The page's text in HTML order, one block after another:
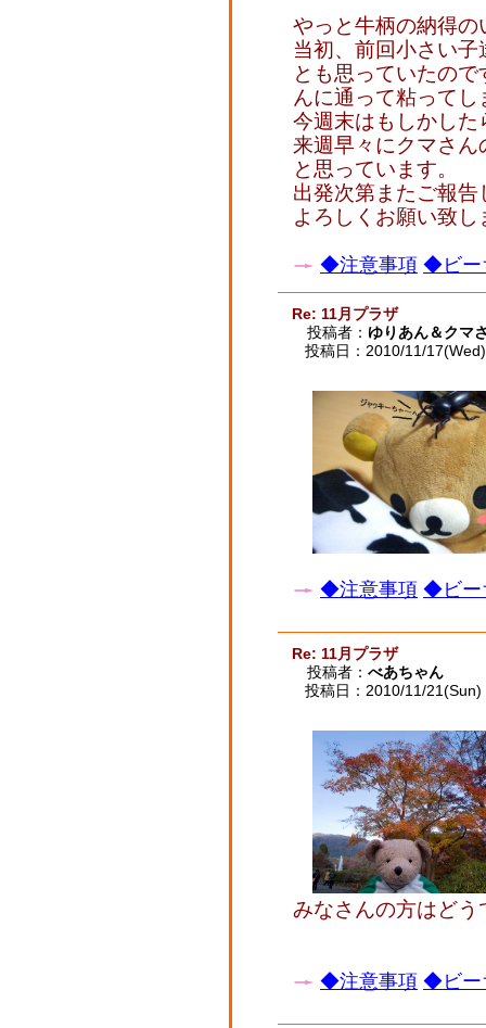
やっと牛柄の納得
当初、前回小さい
とも思っていたの
んに通って粘ってし
今週末はもしかし
来週早々にクマさ
と思っています。
出発次第またご報
よろしくお願い致し
◆注意事項 ◆ビー
Re: 11月プラザ
投稿者： ゆりあん＆クマ
投稿日：2010/11/
◆注意事項 ◆ビー
Re: 11月プラザ
投稿者： べあちゃん
投稿日：2010/11/
みなさんの方はどう
◆注意事項 ◆ビー